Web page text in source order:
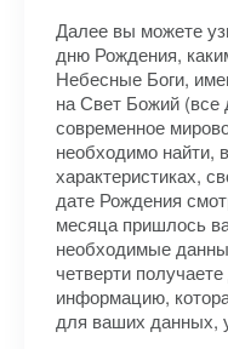
Далее вы можете
дню Рождения,
Небесные Боги,
на Свет Божий (все
современное
необходимо найти,
характеристиках,
дате Рождения
месяца пришлось
необходимые
четверти
информацию,
для ваших данных,